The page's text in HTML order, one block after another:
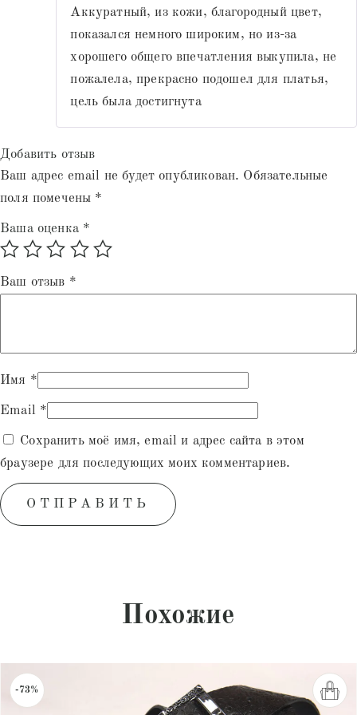
Аккуратный, из кожи, благородный цвет,
показался немного широким, но из-за
хорошего общего впечатления выкупила, не
пожалела, прекрасно подошел для платья,
цель была достигнута
Добавить отзыв
Ваш адрес email не будет опубликован. Обязательные
поля помечены *
Ваша оценка *
Ваш отзыв *
Имя *
Email *
Сохранить моё имя, email и адрес сайта в этом
браузере для последующих моих комментариев.
Похожие
-73%